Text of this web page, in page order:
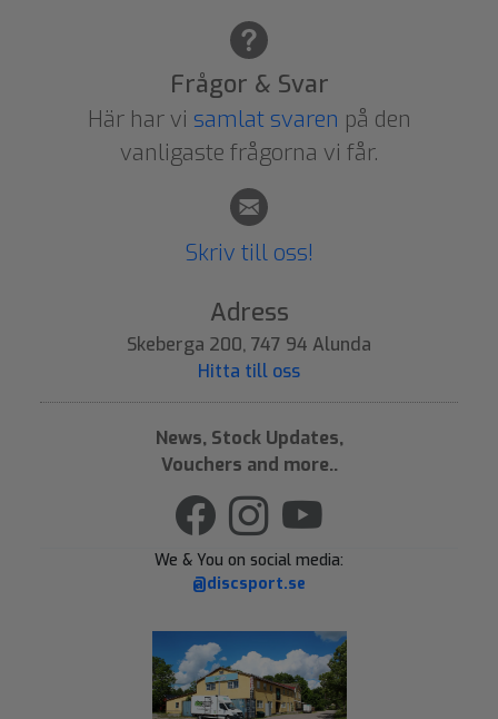
Frågor & Svar
Här har vi samlat svaren på den
vanligaste frågorna vi får.
Skriv till oss!
Adress
Skeberga 200, 747 94 Alunda
Hitta till oss
News, Stock Updates,
Vouchers and more..
We & You on social media:
@discsport.se